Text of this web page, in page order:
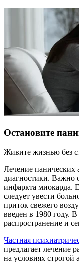
Остановите
Живите жизнью без
Лечение панических
диагностики. Важно
инфаркта миокарда.
следует увести
приток свежего
введен в 1980 году.
распространение и
Частная
предлагает лечение
на условиях строгой